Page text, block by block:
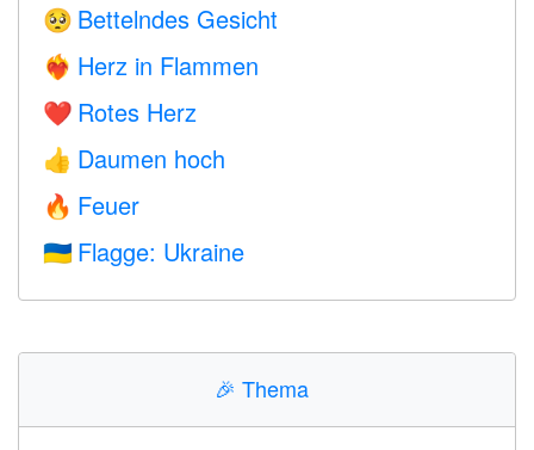
🥺 Bettelndes Gesicht
❤️‍🔥 Herz in Flammen
❤️ Rotes Herz
👍 Daumen hoch
🔥 Feuer
🇺🇦 Flagge: Ukraine
🎉 Thema